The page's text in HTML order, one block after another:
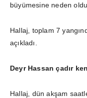
büyümesine neden
Hallaj, toplam 7
açıkladı.
Deyr Hassan çadır
Hallaj, dün akşam